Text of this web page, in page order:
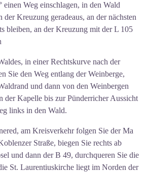
einen Weg einschlagen, in den Wald
der Kreuzung geradeaus, an der nächsten
bleiben, an der Kreuzung mit der L 105
in einer Rechtskurve nach der
Sie den Weg entlang der Weinberge,
und dann von den Weinbergen
der Kapelle bis zur Pünderricher Aussicht
links in den Wald.
am Kreisverkehr folgen Sie der Ma
Straße, biegen Sie rechts ab
und dann der B 49, durchqueren Sie die
St. Laurentiuskirche liegt im Norden der